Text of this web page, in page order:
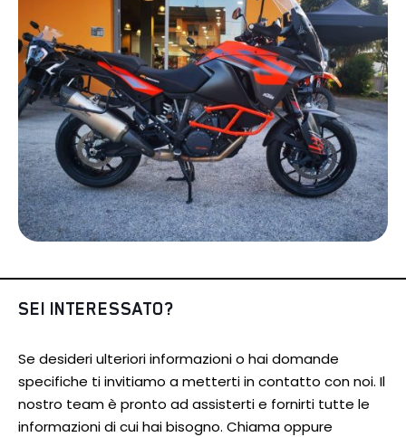
SEI INTERESSATO?
Se desideri ulteriori informazioni o hai domande
specifiche ti invitiamo a metterti in contatto con noi. Il
nostro team è pronto ad assisterti e fornirti tutte le
informazioni di cui hai bisogno. Chiama oppure